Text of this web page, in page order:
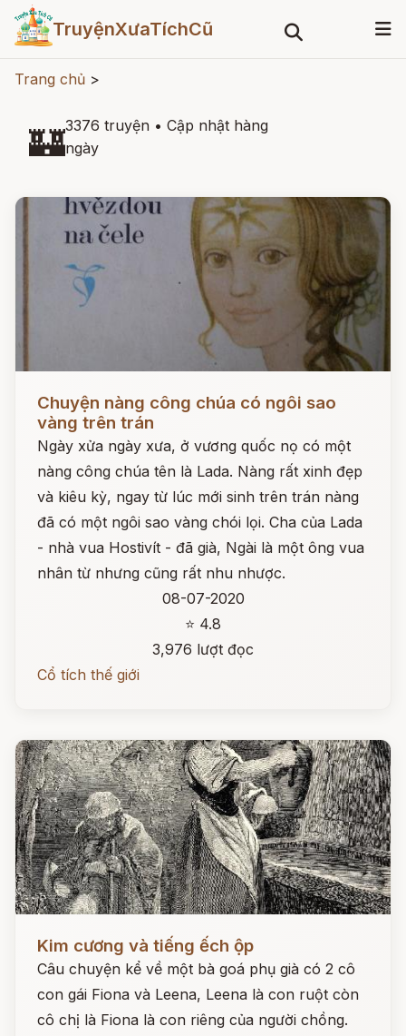
TruyệnXưaTíchCũ
Trang chủ >
🏰3376 truyện • Cập nhật hàng
ngày
Chuyện nàng công chúa có ngôi sao
vàng trên trán
Ngày xửa ngày xưa, ở vương quốc nọ có một
nàng công chúa tên là Lada. Nàng rất xinh đẹp
và kiêu kỳ, ngay từ lúc mới sinh trên trán nàng
đã có một ngôi sao vàng chói lọi. Cha của Lada
- nhà vua Hostivít - đã già, Ngài là một ông vua
nhân từ nhưng cũng rất nhu nhược.
08-07-2020
⭐ 4.8
3,976 lượt đọc
Cổ tích thế giới
Kim cương và tiếng ếch ộp
Câu chuyện kể về một bà goá phụ già có 2 cô
con gái Fiona và Leena, Leena là con ruột còn
cô chị là Fiona là con riêng của người chồng.